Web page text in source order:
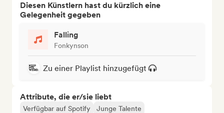
Diesen Künstlern hast du kürzlich eine
Gelegenheit gegeben
Falling
Fonkynson
Zu einer Playlist hinzugefügt
Attribute, die er/sie liebt
Verfügbar auf Spotify Junge Talente